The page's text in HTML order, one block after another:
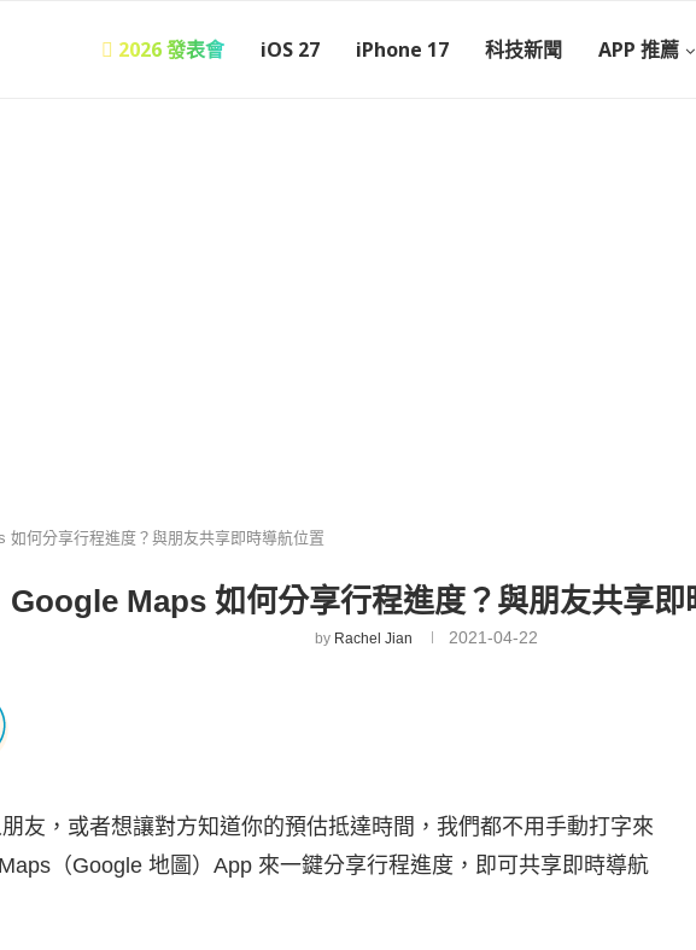
 2026 發表會 iOS 27 iPhone 17 科技新聞 APP 推薦
如何分享行程進度？與朋友共享即時導航位置
Google Maps 如何分享行程進度？與朋友共享即
by Rachel Jian 2021-04-22
友，或者想讓對方知道你的預估抵達時間，我們都不用手動打字來
（Google 地圖）App 來一鍵分享行程進度，即可共享即時導航